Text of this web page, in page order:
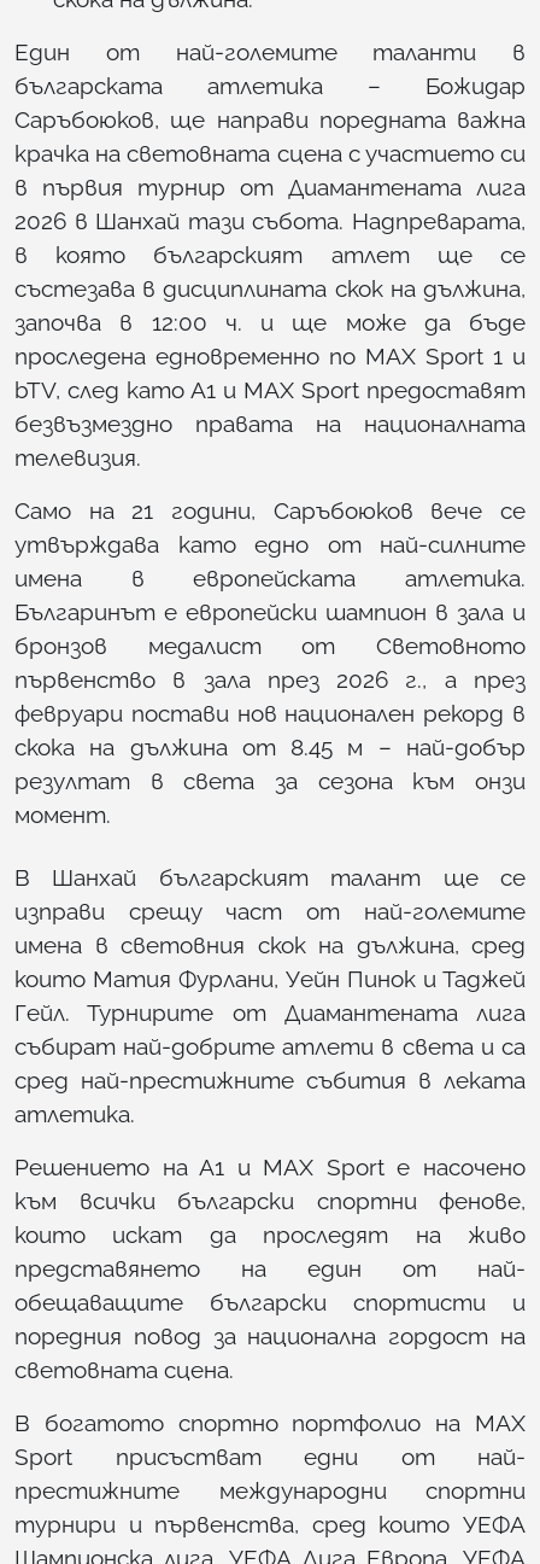
Един от най-големите таланти в
българската атлетика – Божидар
Саръбоюков, ще направи поредната важна
крачка на световната сцена с участието си
в първия турнир от Диамантената лига
2026 в Шанхай тази събота. Надпреварата,
в която българският атлет ще се
състезава в дисциплината скок на дължина,
започва в 12:00 ч. и ще може да бъде
проследена едновременно по MAX Sport 1 и
bTV, след като А1 и MAX Sport предоставят
безвъзмездно правата на националната
телевизия.
Само на 21 години, Саръбоюков вече се
утвърждава като едно от най-силните
имена в европейската атлетика.
Българинът е европейски шампион в зала и
бронзов медалист от Световното
първенство в зала през 2026 г., а през
февруари постави нов национален рекорд в
скока на дължина от 8.45 м – най-добър
резултат в света за сезона към онзи
момент.
В Шанхай българският талант ще се
изправи срещу част от най-големите
имена в световния скок на дължина, сред
които Матия Фурлани, Уейн Пинок и Таджей
Гейл. Турнирите от Диамантената лига
събират най-добрите атлети в света и са
сред най-престижните събития в леката
атлетика.
Решението на А1 и MAX Sport е насочено
към всички български спортни фенове,
които искат да проследят на живо
представянето на един от най-
обещаващите български спортисти и
поредния повод за национална гордост на
световната сцена.
В богатото спортно портфолио на MAX
Sport присъстват едни от най-
престижните международни спортни
турнири и първенства, сред които УЕФА
Шампионска лига, УЕФА Лига Европа, УЕФА